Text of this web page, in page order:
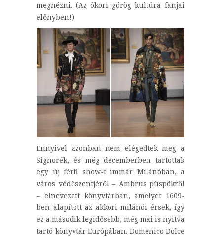
megnézni. (Az ókori görög kultúra fanjai
előnyben!)
Ennyivel azonban nem elégedtek meg a
Signorék, és még decemberben tartottak
egy új férfi show-t immár Milánóban, a
város védőszentjéről – Ambrus püspökről
– elnevezett könyvtárban, amelyet 1609-
ben alapított az akkori milánói érsek, így
ez a második legidősebb, még mai is nyitva
tartó könyvtár Európában. Domenico Dolce